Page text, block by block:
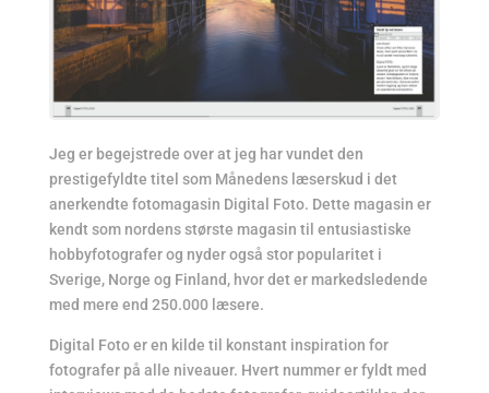
Jeg er begejstrede over at jeg har vundet den
prestigefyldte titel som Månedens læserskud i det
anerkendte fotomagasin Digital Foto. Dette magasin er
kendt som nordens største magasin til entusiastiske
hobbyfotografer og nyder også stor popularitet i
Sverige, Norge og Finland, hvor det er markedsledende
med mere end 250.000 læsere.
Digital Foto er en kilde til konstant inspiration for
fotografer på alle niveauer. Hvert nummer er fyldt med